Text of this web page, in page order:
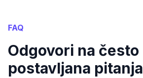
FAQ
Odgovori na često
postavljana pitanja